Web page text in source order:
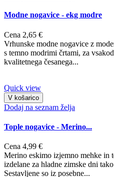
Modne nogavice - ekg modre
Cena 2,65 €
Vrhunske modne nogavice z
s temno modrimi črtami, za
kvalitetnega česanega...
Quick view
V košarico
Dodaj na seznam želja
Tople nogavice - Merino...
Cena 4,99 €
Merino eskimo izjemno mehke in
izdelane za hladne zimske dni
Sestavljene so iz posebne...